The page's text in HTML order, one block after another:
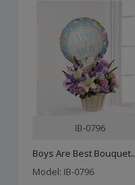
IB-0796
Boys Are Best Bouquet..
Model: IB-0796